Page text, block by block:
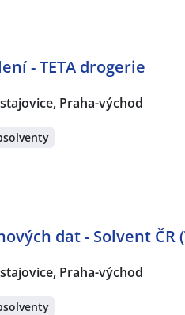
- TETA drogerie
Praha-východ
dat - Solvent ČR
Praha-východ